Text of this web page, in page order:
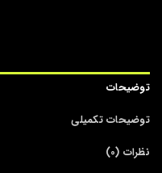
توضیحات
توضیحات تکمیلی
نظرات (0)